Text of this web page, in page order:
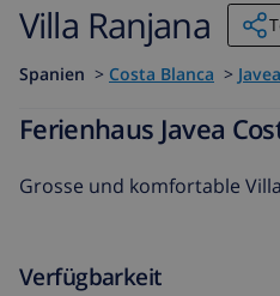
Villa Ranjana
Spanien > Costa Blanca > Javea
Ferienhaus Javea
Grosse und komfortable
Verfügbarkeit